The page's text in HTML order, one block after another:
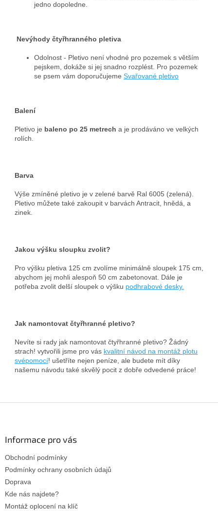
jedno dopoledne.
Nevýhody čtyřhranného pletiva
Odolnost - Pletivo není vhodné pro pozemek s větším
pejskem, dokáže si jej snadno rozplést. Pro pozemek
se psem vám doporučujeme Svařované pletivo
Balení
Pletivo je baleno po 25 metrech a je prodáváno ve velkých
rolích.
Barva
Výše zmíněné pletivo je v zelené barvě Ral 6005 (zelená).
Pletivo můžete také zakoupit v barvách Antracit, hnědá, a
zinek.
Jakou výšku sloupku zvolit?
Pro výšku pletiva 125 cm zvolíme minimálně sloupek 175 cm,
abychom jej mohli alespoň 50 cm zabetonovat. Dále je
potřeba zvolit delší sloupek o výšku podhrabové desky.
Jak namontovat čtyřhranné pletivo?
Nevíte si rady jak namontovat čtyřhranné pletivo? Žádný
strach! vytvořili jsme pro vás kvalitní návod na montáž plotu
svépomocí! ušetříte nejen peníze, ale budete mít díky
našemu návodu také skvělý pocit z dobře odvedené práce!
Informace pro vás
Obchodní podmínky
Podmínky ochrany osobních údajů
Doprava
Kde nás najdete?
Montáž oplocení na klíč